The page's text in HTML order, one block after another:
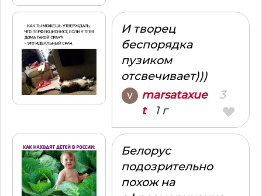
И творец
беспорядка
пузиком
отсвечивает)))
marsataxue
t1 г
3
Белорус
подозрительно
похож на